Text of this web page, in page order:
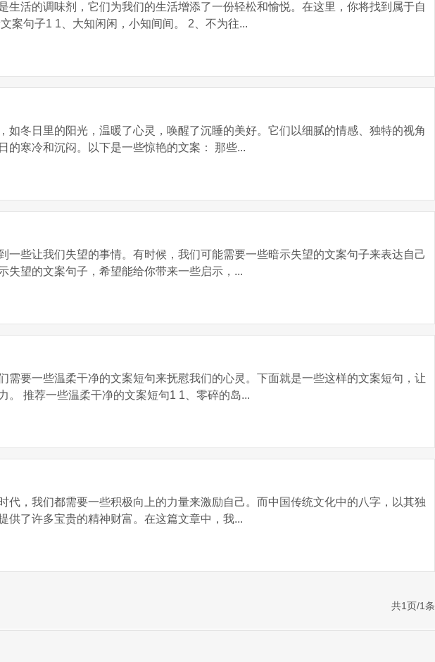
生活的调味剂，它们为我们的生活增添了一份轻松和愉悦。在这里，你将找到属于自
案句子1 1、大知闲闲，小知间间。 2、不为往...
如冬日里的阳光，温暖了心灵，唤醒了沉睡的美好。它们以细腻的情感、独特的视角
的寒冷和沉闷。以下是一些惊艳的文案： 那些...
一些让我们失望的事情。有时候，我们可能需要一些暗示失望的文案句子来表达自己
失望的文案句子，希望能给你带来一些启示，...
需要一些温柔干净的文案短句来抚慰我们的心灵。下面就是一些这样的文案短句，让
。 推荐一些温柔干净的文案短句1 1、零碎的岛...
代，我们都需要一些积极向上的力量来激励自己。而中国传统文化中的八字，以其独
供了许多宝贵的精神财富。在这篇文章中，我...
共1页/1条